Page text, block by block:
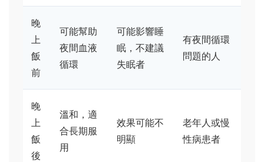
晚
上
飯
前
可能幫助
夜間血液
循環
可能影響睡
眠，不建議
失眠者
有夜間循環
問題的人
晚
上
飯
後
溫和，適
合長期服
用
效果可能不
明顯
老年人或慢
性病患者